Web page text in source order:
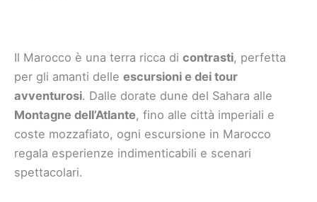
Il Marocco è una terra ricca di contrasti, perfetta
per gli amanti delle escursioni e dei tour
avventurosi. Dalle dorate dune del Sahara alle
Montagne dell’Atlante, fino alle città imperiali e
coste mozzafiato, ogni escursione in Marocco
regala esperienze indimenticabili e scenari
spettacolari.